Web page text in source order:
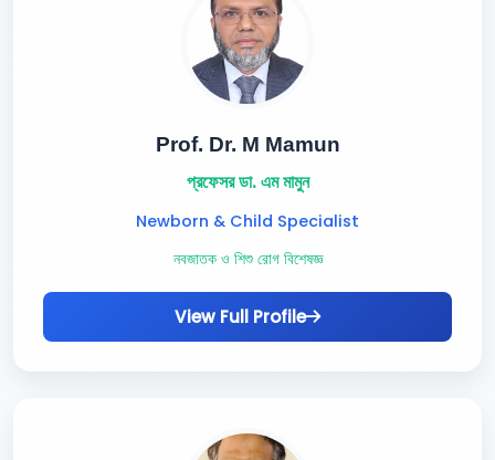
Prof. Dr. M Mamun
প্রফেসর ডা. এম মামুন
Newborn & Child Specialist
নবজাতক ও শিশু রোগ বিশেষজ্ঞ
View Full Profile